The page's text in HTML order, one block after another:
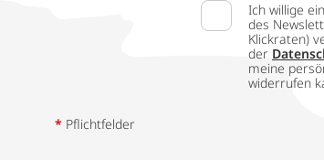
Ich willige
des
Klickraten)
der
meine
widerrufen
* Pflichtfelder